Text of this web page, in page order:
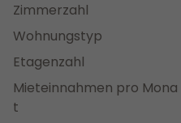
Zimmerzahl
Wohnungstyp
Etagenzahl
Mieteinnahmen pro Mona
t